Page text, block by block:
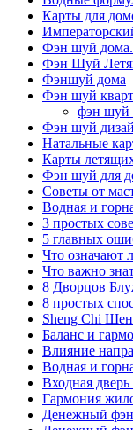
Карты для
Фэн шуй дома.
Фэн Шуй
Фэншуй дома
Фэн шуй
фэн шуй
Фэн шуй
Натальные
Карты
Фэн шуй для
Советы от
Водная и
3 простых
5 главных
Что означают
Что важно
8 Дворцов
8 простых
Sheng Chi
Баланс и
Влияние
Водная и
Входная
Гармония
Денежный